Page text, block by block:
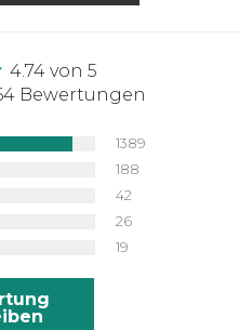
freundlichem
Bestellung
kein
anschließen
Email für
bekommen 👍🏽
ich sagen, toller
Zeichen,
4.74 von 5
Bewertungen
1389
188
42
26
19